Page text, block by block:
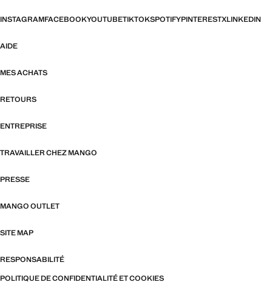
INSTAGRAMFACEBOOKYOUTUBETIKTOKSPOTIFYPINTERESTXLINKEDIN
AIDE
MES ACHATS
RETOURS
ENTREPRISE
TRAVAILLER CHEZ MANGO
PRESSE
MANGO OUTLET
SITE MAP
RESPONSABILITÉ
POLITIQUE DE CONFIDENTIALITÉ ET COOKIES